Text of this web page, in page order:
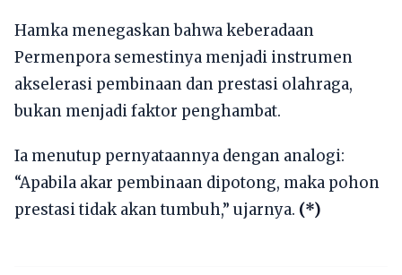
Hamka menegaskan bahwa keberadaan
Permenpora semestinya menjadi instrumen
akselerasi pembinaan dan prestasi olahraga,
bukan menjadi faktor penghambat.
Ia menutup pernyataannya dengan analogi:
“Apabila akar pembinaan dipotong, maka pohon
prestasi tidak akan tumbuh,” ujarnya. (*)